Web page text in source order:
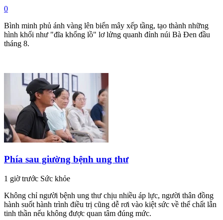
0
Bình minh phủ ánh vàng lên biển mây xếp tầng, tạo thành những
hình khối như "đĩa khổng lồ" lơ lửng quanh đỉnh núi Bà Đen đầu
tháng 8.
Phía sau giường bệnh ung thư
1 giờ trước Sức khỏe
Không chỉ người bệnh ung thư chịu nhiều áp lực, người thân đồng
hành suốt hành trình điều trị cũng dễ rơi vào kiệt sức về thể chất lẫn
tinh thần nếu không được quan tâm đúng mức.